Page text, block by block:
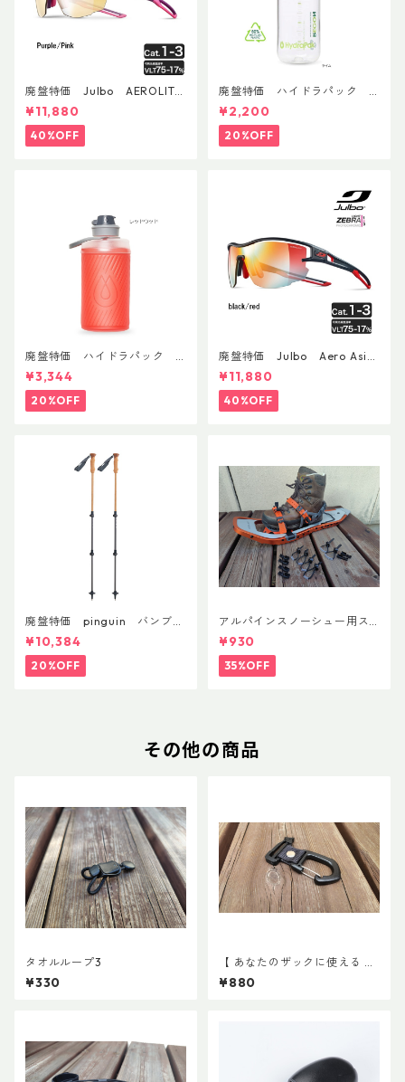
廃盤特価 Julbo AEROLITE
AsianFit
¥11,880
40%OFF
廃盤特価 ハイドラパック
リーコン ツイスト＆シップ 50
0ml
¥2,200
20%OFF
廃盤特価 ハイドラパック
フラックス 750ml
¥3,344
20%OFF
廃盤特価 Julbo Aero Asia
nFit
¥11,880
40%OFF
廃盤特価 pinguin バンブー
FLフォーム(ペア)
¥10,384
20%OFF
アルパインスノーシュー用ス
トラップキャッチ(ペア)
¥930
35%OFF
その他の商品
タオルループ3
¥330
【 あなたのザックに使える 】
キャッチ7
¥880